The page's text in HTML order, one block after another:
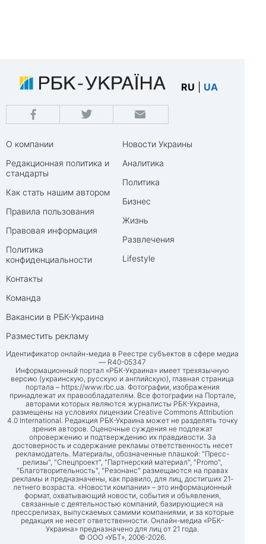
RU UA
О компании
Редакционная политика и
стандарты
Как стать нашим автором
Правила пользования
Правовая информация
Политика
конфиденциальности
Контакты
Команда
Вакансии в РБК-Украина
Разместить рекламу
Новости Украины
Аналитика
Политика
Бизнес
Жизнь
Развлечения
Lifestyle
Идентификатор онлайн-медиа в Реестре субъектов в сфере медиа
— R40-05347
Информационный портал «РБК-Украина» имеет трехязычную
версию (украинскую, русскую и английскую), главная страница
портала – https://www.rbc.ua . Фотографии, изображения
принадлежат их правообладателям. Все фотографии на Портале,
авторами которых являются журналисты РБК-Украина,
размещены на условиях лицензии Creative Commons Attribution
4.0 International. Редакция РБК-Украина может не разделять точку
зрения авторов. Оценочные суждения не подлежат
опровержению и подтверждению их правдивости. За
достоверность и содержание рекламы ответственность несет
рекламодатель. Материалы, обозначенные плашкой: "Пресс-
релизы", "Спецпроект", "Партнерский материал", "Promo",
"Благотворительность", "Резонанс" размещаются на правах
рекламы и предназначены, как правило, для лиц, достигших 21-
летнего возраста. «Новости компании» – это информационный
формат, охватывающий новости, события и объявления,
связанные с деятельностью компаний, базирующиеся на
прессрелизах, выпускаемых самими компаниями, и за которые
редакция не несет ответственности. Онлайн-медиа «РБК-
Украина» предназначено для лиц от 21 года.
© ООО «УБТ», 2006-2026.